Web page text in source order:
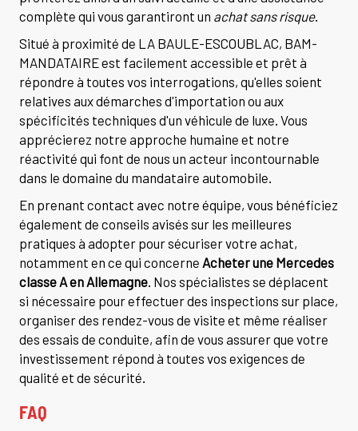
complète qui vous garantiront un achat sans risque.
Situé à proximité de LA BAULE-ESCOUBLAC, BAM-
MANDATAIRE est facilement accessible et prêt à
répondre à toutes vos interrogations, qu'elles soient
relatives aux démarches d'importation ou aux
spécificités techniques d'un véhicule de luxe. Vous
apprécierez notre approche humaine et notre
réactivité qui font de nous un acteur incontournable
dans le domaine du mandataire automobile.
En prenant contact avec notre équipe, vous bénéficiez
également de conseils avisés sur les meilleures
pratiques à adopter pour sécuriser votre achat,
notamment en ce qui concerne Acheter une Mercedes
classe A en Allemagne. Nos spécialistes se déplacent
si nécessaire pour effectuer des inspections sur place,
organiser des rendez-vous de visite et même réaliser
des essais de conduite, afin de vous assurer que votre
investissement répond à toutes vos exigences de
qualité et de sécurité.
FAQ